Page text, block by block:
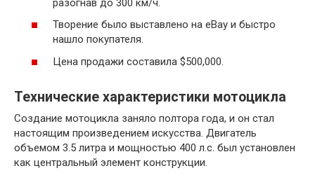
Творение было выставлено на eBay и быстро
нашло покупателя.
Цена продажи составила $500,000.
Технические характеристики мотоцикла
Создание мотоцикла заняло полтора года, и он стал
настоящим произведением искусства. Двигатель
объемом 3.5 литра и мощностью 400 л.с. был установлен
как центральный элемент конструкции.